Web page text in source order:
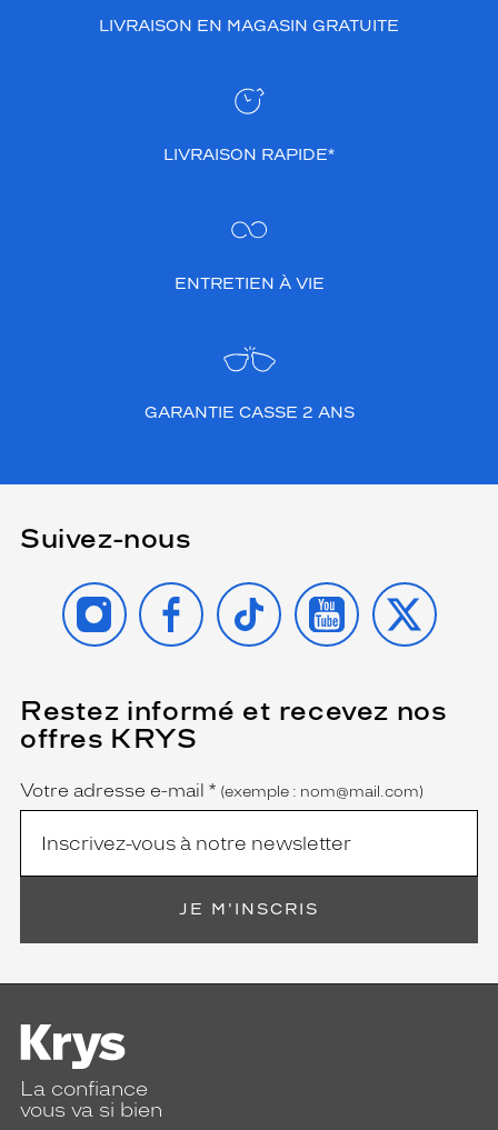
LIVRAISON EN MAGASIN GRATUITE
LIVRAISON RAPIDE*
ENTRETIEN À VIE
GARANTIE CASSE 2 ANS
Suivez-nous
INSTAGRAMFACEBOOK
TIKTOK YOUTUBE
X
Restez informé et recevez nos
offres KRYS
Name
Votre adresse e-mail *
(Ce
champ
est
obligatoire)
(exemple : nom@mail.com)
JE M'INSCRIS
La confiance
vous va si bien